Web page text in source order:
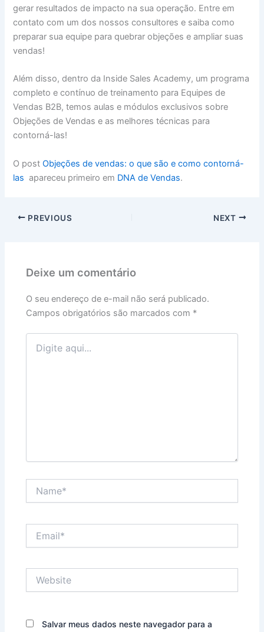
gerar resultados de impacto na sua operação. Entre em
contato com um dos nossos consultores e saiba como
preparar sua equipe para quebrar objeções e ampliar suas
vendas!
Além disso, dentro da Inside Sales Academy, um programa
completo e contínuo de treinamento para Equipes de
Vendas B2B, temos aulas e módulos exclusivos sobre
Objeções de Vendas e as melhores técnicas para
contorná-las!
O postObjeções de vendas: o que são e como contorná-
las apareceu primeiro em DNA de Vendas.
PREVIOUS NEXT
Deixe um comentário
O seu endereço de e-mail não será publicado.
Campos obrigatórios são marcados com *
Digite
aqui...
Salvar meus dados neste navegador para a